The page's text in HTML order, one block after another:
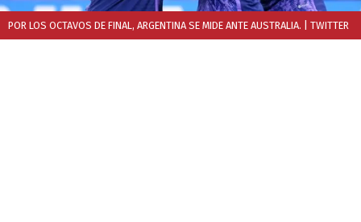
POR LOS OCTAVOS DE FINAL, ARGENTINA SE MIDE ANTE AUSTRALIA. | TWITTER